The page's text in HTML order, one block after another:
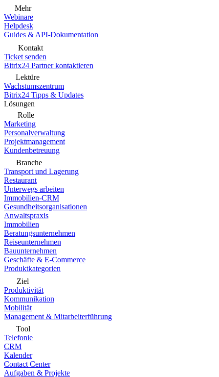
Mehr
Webinare
Helpdesk
Guides & API-Dokumentation
Kontakt
Ticket senden
Bitrix24 Partner kontaktieren
Lektüre
Wachstumszentrum
Bitrix24 Tipps & Updates
Lösungen
Rolle
Marketing
Personalverwaltung
Projektmanagement
Kundenbetreuung
Branche
Transport und Lagerung
Restaurant
Unterwegs arbeiten
Immobilien-CRM
Gesundheitsorganisationen
Anwaltspraxis
Immobilien
Beratungsunternehmen
Reiseunternehmen
Bauunternehmen
Geschäfte & E-Commerce
Produktkategorien
Ziel
Produktivität
Kommunikation
Mobilität
Management & Mitarbeiterführung
Tool
Telefonie
CRM
Kalender
Contact Center
Aufgaben & Projekte